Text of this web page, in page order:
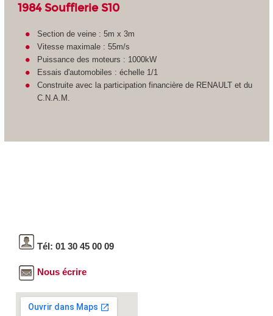
1984 Soufflerie S10
Section de veine : 5m x 3m
Vitesse maximale : 55m/s
Puissance des moteurs : 1000kW
Essais d'automobiles : échelle 1/1
Construite avec la participation financière de RENAULT et du
C.N.A.M.
Tél: 01 30 45 00 09
Nous écrire